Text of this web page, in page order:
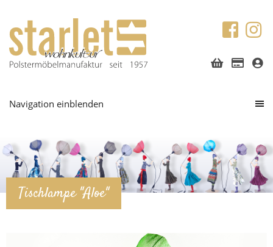
Navigation einblenden
Tischlampe "Aloe"